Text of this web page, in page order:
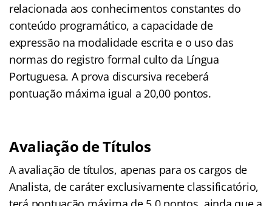
relacionada aos conhecimentos constantes do
conteúdo programático, a capacidade de
expressão na modalidade escrita e o uso das
normas do registro formal culto da Língua
Portuguesa. A prova discursiva receberá
pontuação máxima igual a 20,00 pontos.
Avaliação de Títulos
A avaliação de títulos, apenas para os cargos de
Analista, de caráter exclusivamente classificatório,